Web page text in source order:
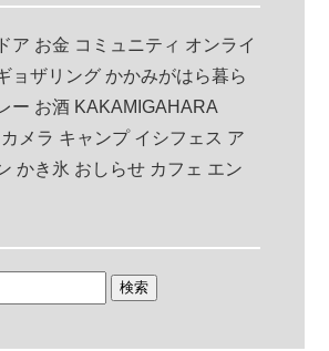
ア お金 コミュニティ オンライ
ョザリング かかみがはら暮ら
ー お酒 KAKAMIGAHARA
カメラ キャンプ イシフェス ア
かき氷 おしらせ カフェ エン